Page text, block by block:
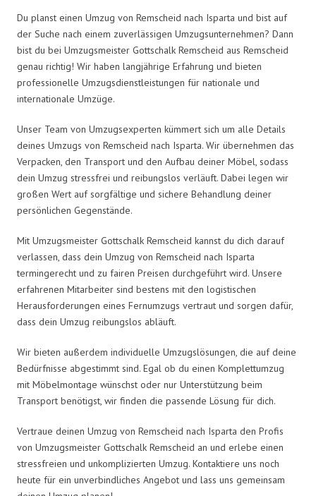
Du planst einen Umzug von Remscheid nach Isparta und bist auf
der Suche nach einem zuverlässigen Umzugsunternehmen? Dann
bist du bei Umzugsmeister Gottschalk Remscheid aus Remscheid
genau richtig! Wir haben langjährige Erfahrung und bieten
professionelle Umzugsdienstleistungen für nationale und
internationale Umzüge.
Unser Team von Umzugsexperten kümmert sich um alle Details
deines Umzugs von Remscheid nach Isparta. Wir übernehmen das
Verpacken, den Transport und den Aufbau deiner Möbel, sodass
dein Umzug stressfrei und reibungslos verläuft. Dabei legen wir
großen Wert auf sorgfältige und sichere Behandlung deiner
persönlichen Gegenstände.
Mit Umzugsmeister Gottschalk Remscheid kannst du dich darauf
verlassen, dass dein Umzug von Remscheid nach Isparta
termingerecht und zu fairen Preisen durchgeführt wird. Unsere
erfahrenen Mitarbeiter sind bestens mit den logistischen
Herausforderungen eines Fernumzugs vertraut und sorgen dafür,
dass dein Umzug reibungslos abläuft.
Wir bieten außerdem individuelle Umzugslösungen, die auf deine
Bedürfnisse abgestimmt sind. Egal ob du einen Komplettumzug
mit Möbelmontage wünschst oder nur Unterstützung beim
Transport benötigst, wir finden die passende Lösung für dich.
Vertraue deinen Umzug von Remscheid nach Isparta den Profis
von Umzugsmeister Gottschalk Remscheid an und erlebe einen
stressfreien und unkomplizierten Umzug. Kontaktiere uns noch
heute für ein unverbindliches Angebot und lass uns gemeinsam